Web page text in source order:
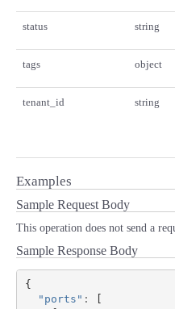
status string
tags object
tenant_id string
Examples
Sample Request Body
This operation does not send a
Sample Response Body
{
"ports" :